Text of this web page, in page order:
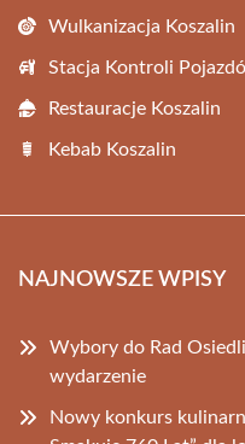
Wulkanizacja Koszalin
Stacja Kontroli
Restauracje Koszalin
Kebab Koszalin
NAJNOWSZE WPISY
Wybory do Rad
wydarzenie
Nowy konkurs